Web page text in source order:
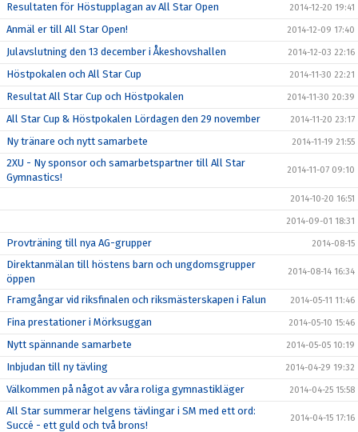
Resultaten för Höstupplagan av All Star Open 2014-12-20 19:41
Anmäl er till All Star Open! 2014-12-09 17:40
Julavslutning den 13 december i Åkeshovshallen 2014-12-03 22:16
Höstpokalen och All Star Cup 2014-11-30 22:21
Resultat All Star Cup och Höstpokalen 2014-11-30 20:39
All Star Cup & Höstpokalen Lördagen den 29 november 2014-11-20 23:17
Ny tränare och nytt samarbete 2014-11-19 21:55
2XU - Ny sponsor och samarbetspartner till All Star
Gymnastics!
2014-11-07 09:10
2014-10-20 16:51
2014-09-01 18:31
Provträning till nya AG-grupper 2014-08-15
Direktanmälan till höstens barn och ungdomsgrupper
öppen
2014-08-14 16:34
Framgångar vid riksfinalen och riksmästerskapen i Falun 2014-05-11 11:46
Fina prestationer i Mörksuggan 2014-05-10 15:46
Nytt spännande samarbete 2014-05-05 10:19
Inbjudan till ny tävling 2014-04-29 19:32
Välkommen på något av våra roliga gymnastikläger 2014-04-25 15:58
All Star summerar helgens tävlingar i SM med ett ord:
Succé - ett guld och två brons!
2014-04-15 17:16